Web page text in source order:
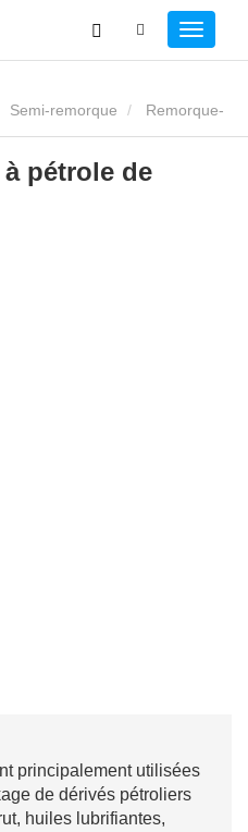
Semi-remorque Remorque-
citerne à pétrole de 42 000 L
pétrole de
principalement utilisées
de dérivés pétroliers
huiles lubrifiantes,